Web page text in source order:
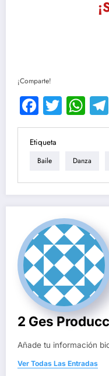
¡Comparte!
Facebook
Twitter
Etiqueta
Baile Danza
2 Ges
Añade tu información
Ver Todas Las Entradas